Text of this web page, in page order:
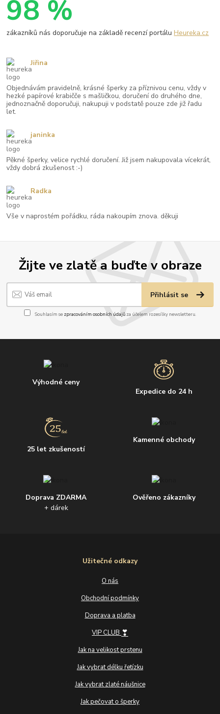
Žijte ve zlatě a buďte v obraze
Přihlásit se
Souhlasím se zpracováním osobních údajůza účelem rozesílky newsletteru.
Výhodné ceny
Expedice do 24 h
25 let zkušeností
Kamenné obchody
Doprava ZDARMA
+ dárek
Ověřeno zákazníky
Užitečné odkazy
O nás
Obchodní podmínky
Doprava a platba
VIP CLUB ❣
Jak na velikost prstenu
Jak vybrat délku řetízku
Jak vybrat zlaté náušnice
Jak pečovat o šperky
98 %
zákazníků nás doporučuje na základě recenzí portáluHeureka.cz
Objednávám pravidelně, krásné šperky za příznivou cenu, vždy v
hezké papírové krabičče s mašličkou, doručení do druhého dne,
jednoznačně doporučuji, nakupuji v podstatě pouze zde již řadu
let.
Jiřina
Pěkné šperky, velice rychlé doručení. Již jsem nakupovala vícekrát,
vždy dobrá zkušenost :-)
janinka
Vše v naprostém pořádku, ráda nakoupím znova. děkuji
Radka